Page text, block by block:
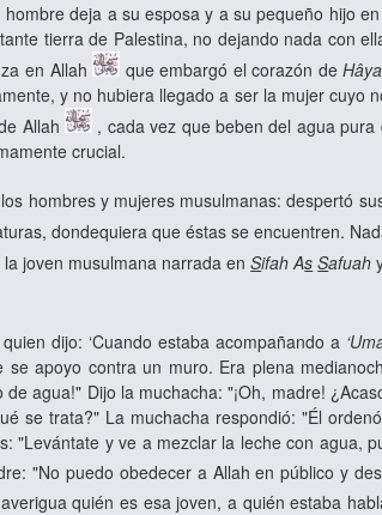
deja a su esposa y a su pequeño hijo
tierra de Palestina, no dejando nada con
en Allah
que embargó el corazón de
y no hubiera llegado a ser la mujer cuyo
Allah , cada vez que beben del agua
crucial.
hombres y mujeres musulmanas: despertó
dondequiera que éstas se encuentren.
joven musulmana narrada enSifah As Safuah
dijo: ‘Cuando estaba acompañando a
apoyo contra un muro. Era plena
agua!" Dijo la muchacha: "¡Oh, madre!
se trata?" La muchacha respondió: "Él
"Levántate y ve a mezclar la leche con agua,
"No puedo obedecer a Allah en público y
quién es esa joven, a quién estaba